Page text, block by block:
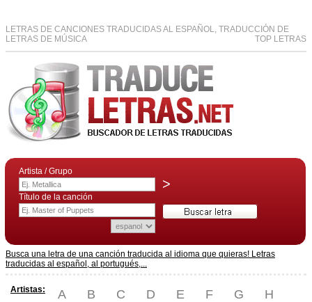
LETRAS DE CANCIONES TRADUCIDAS AL ESPAÑOL, TRADUCCIÓN DE
LETRAS DE MÚSICA
TOP LETRAS
Artista / Grupo
>
Título de la canción
Busca una letra de una canción traducida al idioma que quieras! Letras
traducidas al español, al portugués,...
Artistas: A B C D E F G
H